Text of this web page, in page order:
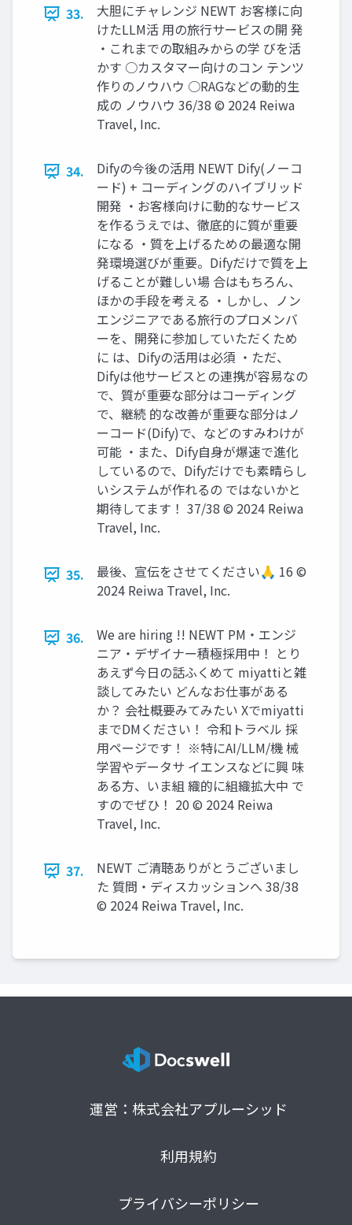
33.
大胆にチャレンジ NEWT お客様に向
けたLLM活 用の旅行サービスの開 発
・これまでの取組みからの学 びを活
かす ○カスタマー向けのコン テンツ
作りのノウハウ ○RAGなどの動的生
成の ノウハウ 36/38 © 2024 Reiwa
Travel, Inc.
34.
Difyの今後の活用 NEWT Dify(ノーコ
ード) + コーディングのハイブリッド
開発 ・お客様向けに動的なサービス
を作るうえでは、徹底的に質が重要
になる ・質を上げるための最適な開
発環境選びが重要。Difyだけで質を上
げることが難しい場 合はもちろん、
ほかの手段を考える ・しかし、ノン
エンジニアである旅行のプロメンバ
ーを、開発に参加していただくため
に は、Difyの活用は必須 ・ただ、
Difyは他サービスとの連携が容易なの
で、質が重要な部分はコーディング
で、継続 的な改善が重要な部分はノ
ーコード(Dify)で、などのすみわけが
可能 ・また、Dify自身が爆速で進化
しているので、Difyだけでも素晴らし
いシステムが作れるの ではないかと
期待してます！ 37/38 © 2024 Reiwa
Travel, Inc.
35.
最後、宣伝をさせてください🙏 16 ©
2024 Reiwa Travel, Inc.
36.
We are hiring !! NEWT PM・エンジ
ニア・デザイナー積極採用中！ とり
あえず今日の話ふくめて miyattiと雑
談してみたい どんなお仕事がある
か？ 会社概要みてみたい Xでmiyatti
までDMください！ 令和トラベル 採
用ページです！ ※特にAI/LLM/機 械
学習やデータサ イエンスなどに興 味
ある方、いま組 織的に組織拡大中 で
すのでぜひ！ 20 © 2024 Reiwa
Travel, Inc.
37.
NEWT ご清聴ありがとうございまし
た 質問・ディスカッションへ 38/38
© 2024 Reiwa Travel, Inc.
運営：株式会社アプルーシッド
利用規約
プライバシーポリシー